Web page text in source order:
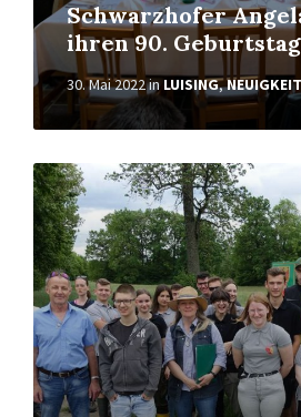
Schwarzhofer
ihren 90. Geburtstag
30. Mai 2022in LUISING,
Weiterlesen